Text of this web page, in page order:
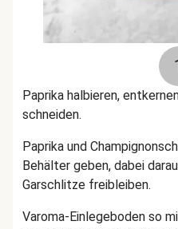
Paprika halbieren,
schneiden.
Paprika und
Behälter geben, dabei
Garschlitze freibleiben.
Varoma-Einlegeboden so